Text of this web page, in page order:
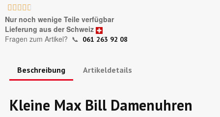
    
Nur noch wenige Teile verfügbar
Lieferung aus der Schweiz
Fragen zum Artikel? 📞 061 263 92 08
Beschreibung Artikeldetails
Kleine Max Bill Damenuhren